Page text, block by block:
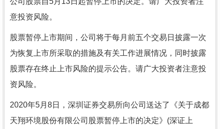
意投资风险。
股票暂停上市期间，公司将于每月前五个交易日披露一次
为恢复上市所采取的措施及有关工作进展情况，同时披露
股票存在终止上市风险的提示公告。请广大投资者注意投
资风险。
2020年5月8日，深圳证券交易所向公司送达了《关于成都
天翔环境股份有限公司股票暂停上市的决定》(深证上